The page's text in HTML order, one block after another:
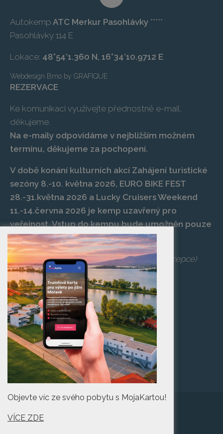
Autokemp ATC Merkur Pasohlávky *****
Pasohlávky 114 E
Lokace: 48°54’1.360 N, 16°34’10.9712 E
Webdesign Brno by GRAFIQUE
REZERVACE
Ke komunikaci využívejte přednostně e-mail,
děkujeme.
Na e-maily odpovídáme v nejbližším možném
termínu, děkujeme za pochopení.
V době konání kulturních akcí Zahájení turistické
sezóny 8.-10. května 2026, EURO BIKE FEST
28.-31.května 2026 a Lucky Cruisers Weekend
11.-14.června 2026 je kemp uzavřený pro
veřejnost. Vstup do kempu bude umožněn pouze
po zaplacení vstupenky na danou akci.
Telefon:+420 519 427 714,539 029 266
(recepce)
E-mail:camp@pasohlavky.cz
SPOJTE SE S NÁMI
Turistické informační
centrum Pasohlávky
Objevte víc ze svého pobytu s MojaKartou!
VÍCE ZDE